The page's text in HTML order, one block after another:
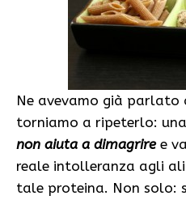
Ne avevamo già parlato
torniamo a ripeterlo: una
non aiuta a dimagriree
reale intolleranza agli
tale proteina. Non solo: